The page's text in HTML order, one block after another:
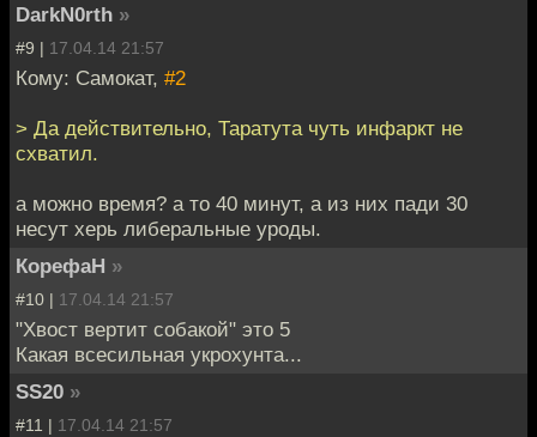
DarkN0rth »
#9 | 17.04.14 21:57
Кому: Самокат, #2
> Да действительно, Таратута чуть инфаркт не
схватил.
а можно время? а то 40 минут, а из них пади 30
несут херь либеральные уроды.
КорефаН »
#10 | 17.04.14 21:57
"Хвост вертит собакой" это 5
Какая всесильная укрохунта...
SS20 »
#11 | 17.04.14 21:57